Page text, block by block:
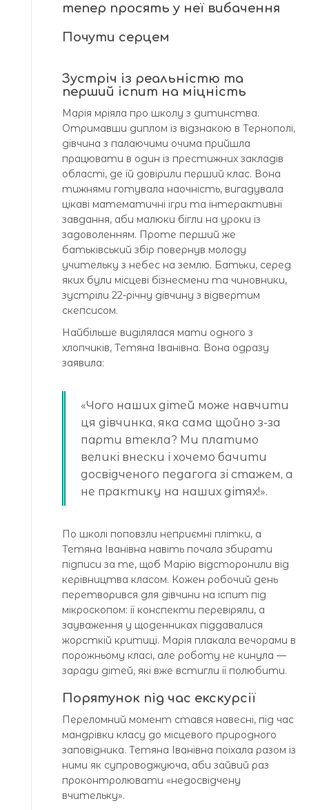
тепер просять у неї вибачення
Почути серцем
Зустріч із реальністю та
перший іспит на міцність
Марія мріяла про школу з дитинства.
Отримавши диплом із відзнакою в Тернополі,
дівчина з палаючими очима прийшла
працювати в один із престижних закладів
області, де їй довірили перший клас. Вона
тижнями готувала наочність, вигадувала
цікаві математичні ігри та інтерактивні
завдання, аби малюки бігли на уроки із
задоволенням. Проте перший же
батьківський збір повернув молоду
учительку з небес на землю. Батьки, серед
яких були місцеві бізнесмени та чиновники,
зустріли 22-річну дівчину з відвертим
скепсисом.
Найбільше виділялася мати одного з
хлопчиків, Тетяна Іванівна. Вона одразу
заявила:
«Чого наших дітей може навчити
ця дівчинка, яка сама щойно з-за
парти втекла? Ми платимо
великі внески і хочемо бачити
досвідченого педагога зі стажем, а
не практику на наших дітях!».
По школі поповзли неприємні плітки, а
Тетяна Іванівна навіть почала збирати
підписи за те, щоб Марію відсторонили від
керівництва класом. Кожен робочий день
перетворився для дівчини на іспит під
мікроскопом: її конспекти перевіряли, а
зауваження у щоденниках піддавалися
жорсткій критиці. Марія плакала вечорами в
порожньому класі, але роботу не кинула —
заради дітей, які вже встигли її полюбити.
Порятунок під час екскурсії
Переломний момент стався навесні, під час
мандрівки класу до місцевого природного
заповідника. Тетяна Іванівна поїхала разом із
ними як супроводжуюча, аби зайвий раз
проконтролювати «недосвідчену
вчительку».